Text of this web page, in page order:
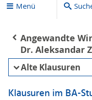
Menü
Angewandte
Dr. Aleksandar
Alte Klausuren
Klausuren im BA-